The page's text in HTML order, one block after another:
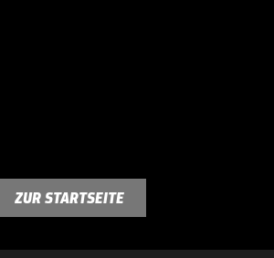
ZUR STARTSEITE